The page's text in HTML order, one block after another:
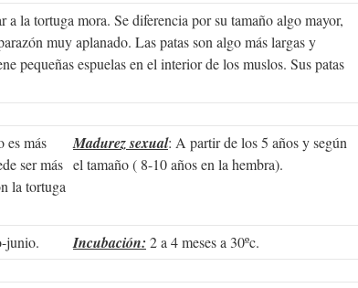
a la tortuga mora. Se diferencia por su tamaño algo mayor,
muy aplanado. Las patas son algo más largas y
pequeñas espuelas en el interior de los muslos. Sus patas
es más
ser más
la tortuga
Madurez sexual: A partir de los 5 años y según
el tamaño ( 8-10 años en la hembra).
junio. Incubación: 2 a 4 meses a 30ºc.